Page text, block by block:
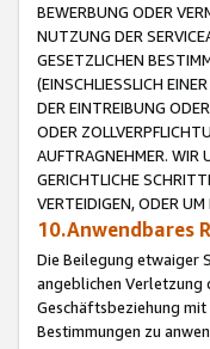
BEWERBUNG ODER
NUTZUNG DER
GESETZLICHEN
(EINSCHLIESSLICH
DER EINTREIBUNG
ODER
AUFTRAGNEHMER. WIR
GERICHTLICHE
VERTEIDIGEN, ODER
10.Anwendbares
Die Beilegung etwaiger
angeblichen Verletzung
Geschäftsbeziehung
Bestimmungen zu